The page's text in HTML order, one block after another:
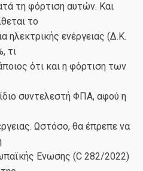
τη φόρτιση αυτών. Και
το
ηλεκτρικής ενέργειας (Δ.Κ.
τι
ότι και η φόρτιση των
συντελεστή ΦΠΑ, αφού η
Ωστόσο, θα έπρεπε να
Ενωσης (C 282/2022)